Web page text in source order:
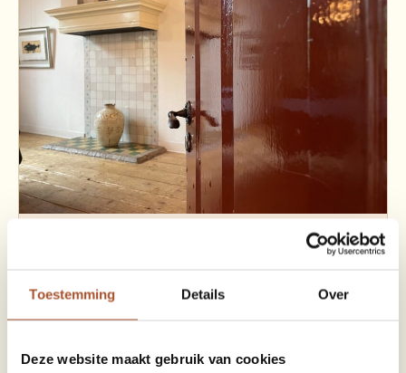
Toestemming Details Over
Deze website maakt gebruik van cookies
historische schouw · authentieke vloer